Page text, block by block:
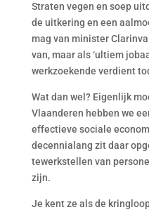
Straten vegen en soep
de uitkering en een
mag van minister
van, maar als ‘ultiem
werkzoekende verdient
Wat dan wel? Eigenlijk
Vlaanderen hebben we
effectieve sociale
decennialang zit daar
tewerkstellen van
zijn.
Je kent ze als de